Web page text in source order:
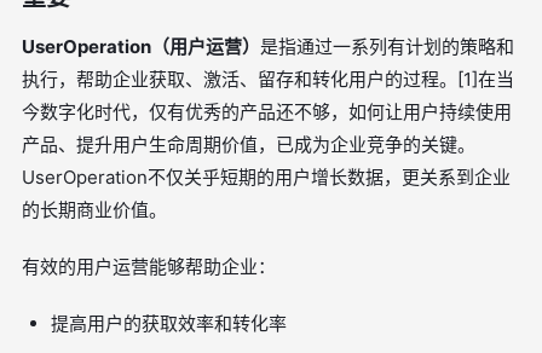
UserOperation（用户运营） 是指通过一系列有计划的策略和
执行，帮助企业获取、激活、留存和转化用户的过程。[1]在当
今数字化时代，仅有优秀的产品还不够，如何让用户持续使用
产品、提升用户生命周期价值，已成为企业竞争的关键。
UserOperation不仅关乎短期的用户增长数据，更关系到企业
的长期商业价值。
有效的用户运营能够帮助企业：
提高用户的获取效率和转化率